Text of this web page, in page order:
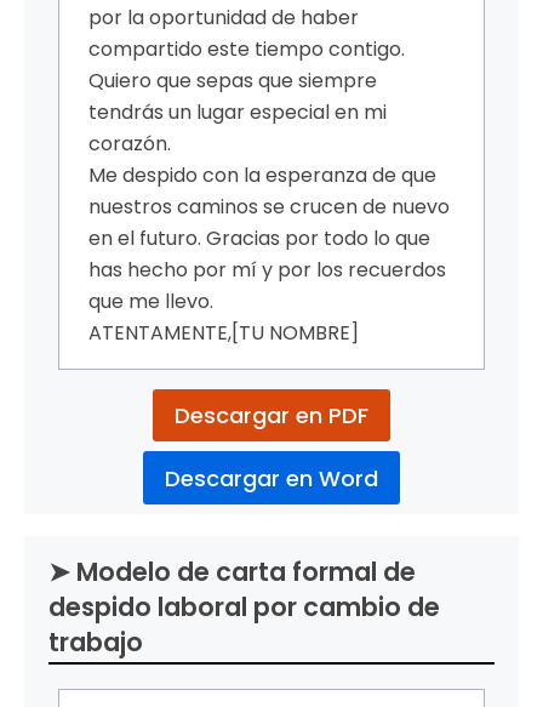
por la oportunidad de haber
compartido este tiempo contigo.
Quiero que sepas que siempre
tendrás un lugar especial en mi
corazón.
Me despido con la esperanza de que
nuestros caminos se crucen de nuevo
en el futuro. Gracias por todo lo que
has hecho por mí y por los recuerdos
que me llevo.
ATENTAMENTE,[TU NOMBRE]
Descargar en PDF
Descargar en Word
➤ Modelo de carta formal de
despido laboral por cambio de
trabajo